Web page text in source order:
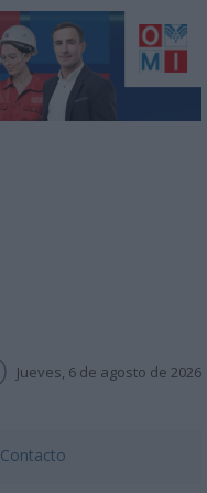
Jueves, 6 de agosto de 2026
Contacto